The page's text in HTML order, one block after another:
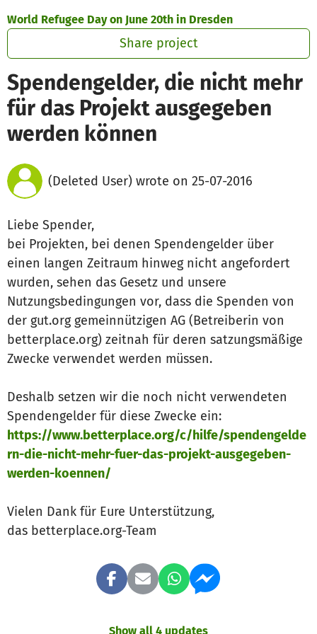
World Refugee Day on June 20th in Dresden
Share project
Spendengelder, die nicht mehr
für das Projekt ausgegeben
werden können
(Deleted User) wrote on 25-07-2016
Liebe Spender,
bei Projekten, bei denen Spendengelder über
einen langen Zeitraum hinweg nicht angefordert
wurden, sehen das Gesetz und unsere
Nutzungsbedingungen vor, dass die Spenden von
der gut.org gemeinnützigen AG (Betreiberin von
betterplace.org) zeitnah für deren satzungsmäßige
Zwecke verwendet werden müssen.
Deshalb setzen wir die noch nicht verwendeten
Spendengelder für diese Zwecke ein:
https://www.betterplace.org/c/hilfe/spendengelde
rn-die-nicht-mehr-fuer-das-projekt-ausgegeben-
werden-koennen/
Vielen Dank für Eure Unterstützung,
das betterplace.org-Team
Show all 4 updates